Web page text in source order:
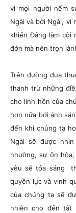
vì mọi người nếm
Ngài và bởi Ngài, vì
khiến Đấng làm cội
đớn mà nên trọn
Trên đường đua
thanh trừ những
cho linh hồn của
hơn nữa bởi ánh
đến khi chúng ta
Ngài sẽ được
nhường, sự ôn
yêu sẽ tỏa sáng
quyền lực và vinh
của chúng ta sẽ
nhiên cho đến tất